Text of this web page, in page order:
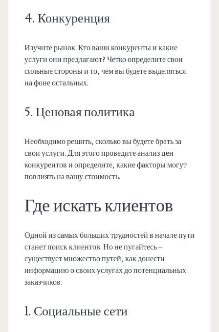
4. Конкуренция
Изучите рынок. Кто ваши конкуренты и какие
услуги они предлагают? Четко определите свои
сильные стороны и то, чем вы будете выделяться
на фоне остальных.
5. Ценовая политика
Необходимо решить, сколько вы будете брать за
свои услуги. Для этого проведите анализ цен
конкурентов и определите, какие факторы могут
повлиять на вашу стоимость.
Где искать клиентов
Одной из самых больших трудностей в начале пути
станет поиск клиентов. Но не пугайтесь –
существует множество путей, как донести
информацию о своих услугах до потенциальных
заказчиков.
1. Социальные сети